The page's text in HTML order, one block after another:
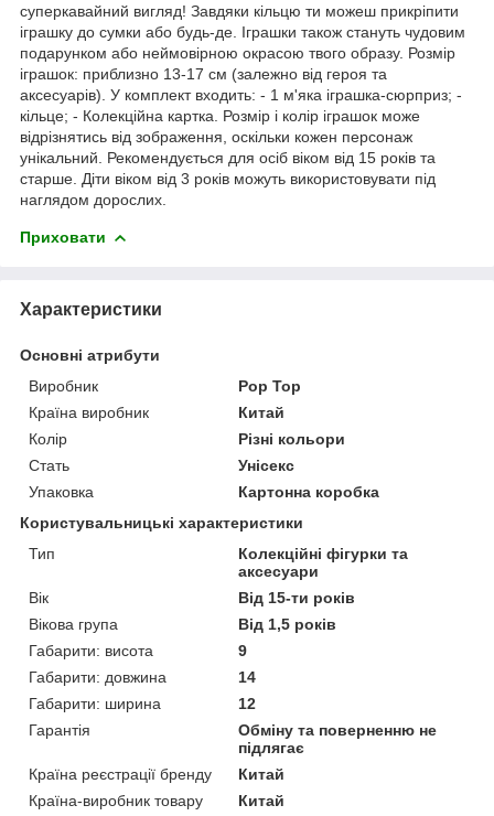
суперкавайний вигляд! Завдяки кільцю ти можеш прикріпити
іграшку до сумки або будь-де. Іграшки також стануть чудовим
подарунком або неймовірною окрасою твого образу. Розмір
іграшок: приблизно 13-17 см (залежно від героя та
аксесуарів). У комплект входить: - 1 м'яка іграшка-сюрприз; -
кільце; - Колекційна картка. Розмір і колір іграшок може
відрізнятись від зображення, оскільки кожен персонаж
унікальний. Рекомендується для осіб віком від 15 років та
старше. Діти віком від 3 років можуть використовувати під
наглядом дорослих.
Приховати
Характеристики
Основні атрибути
Виробник
Pop Top
Країна виробник
Китай
Колір
Різні кольори
Стать
Унісекс
Упаковка
Картонна коробка
Користувальницькі характеристики
Тип
Колекційні фігурки та
аксесуари
Вік
Від 15-ти років
Вікова група
Від 1,5 років
Габарити: висота
9
Габарити: довжина
14
Габарити: ширина
12
Гарантія
Обміну та поверненню не
підлягає
Країна реєстрації бренду
Китай
Країна-виробник товару
Китай